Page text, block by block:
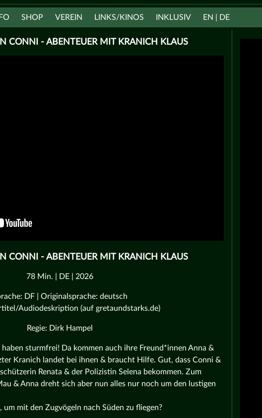
SHOP VEREIN LINKS/KINOS INKLUSIV EN | DE
CONNI - ABENTEUER MIT KRANICH KLAUS
CONNI - ABENTEUER MIT KRANICH KLAUS
78 Min. | DE | 2026
DF | Originalsprache: deutsch
Audiodeskription (auf gretaundstarks.de)
Regie: Dirk Hampel
sturmfrei! Da kommen auch ihre Freund*innen Anna &
Kranich landet bei ihnen & braucht Hilfe. Gut, dass Conni &
Renata & der Polizistin Selena bekommen. Zum
& Anna dreht sich aber nun alles nur noch um den lustigen
mit den Zugvögeln nach Süden zu fliegen?